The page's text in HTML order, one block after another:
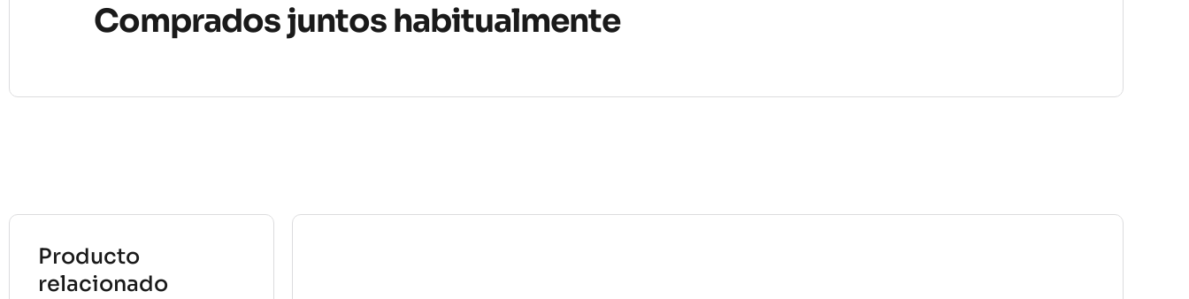
Comprados juntos habitualmente
Producto
relacionado